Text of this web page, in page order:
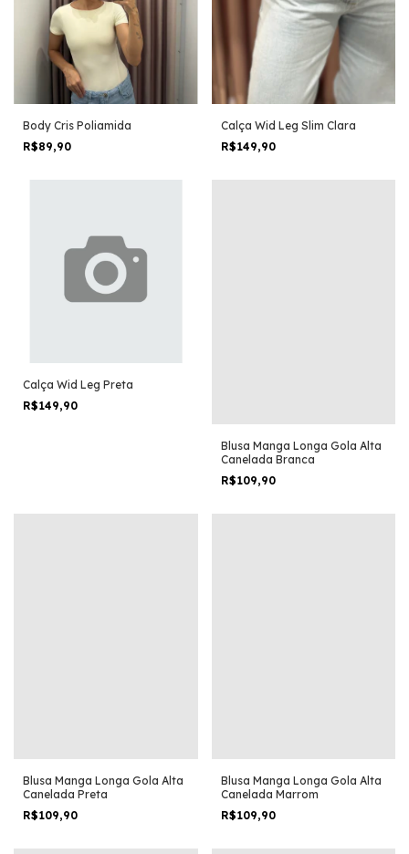
Body Cris Poliamida
R$89,90
Calça Wid Leg Slim Clara
R$149,90
Calça Wid Leg Preta
R$149,90
Blusa Manga Longa Gola Alta
Canelada Branca
R$109,90
Blusa Manga Longa Gola Alta
Canelada Preta
R$109,90
Blusa Manga Longa Gola Alta
Canelada Marrom
R$109,90